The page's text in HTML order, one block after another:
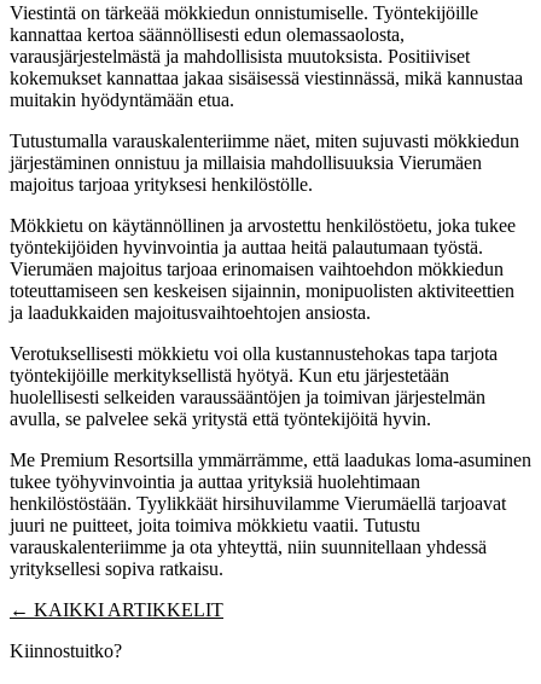
Viestintä on tärkeää mökkiedun onnistumiselle. Työntekijöille
kannattaa kertoa säännöllisesti edun olemassaolosta,
varausjärjestelmästä ja mahdollisista muutoksista. Positiiviset
kokemukset kannattaa jakaa sisäisessä viestinnässä, mikä kannustaa
muitakin hyödyntämään etua.
Tutustumalla varauskalenteriimme näet, miten sujuvasti mökkiedun
järjestäminen onnistuu ja millaisia mahdollisuuksia Vierumäen
majoitus tarjoaa yrityksesi henkilöstölle.
Mökkietu on käytännöllinen ja arvostettu henkilöstöetu, joka tukee
työntekijöiden hyvinvointia ja auttaa heitä palautumaan työstä.
Vierumäen majoitus tarjoaa erinomaisen vaihtoehdon mökkiedun
toteuttamiseen sen keskeisen sijainnin, monipuolisten aktiviteettien
ja laadukkaiden majoitusvaihtoehtojen ansiosta.
Verotuksellisesti mökkietu voi olla kustannustehokas tapa tarjota
työntekijöille merkityksellistä hyötyä. Kun etu järjestetään
huolellisesti selkeiden varaussääntöjen ja toimivan järjestelmän
avulla, se palvelee sekä yritystä että työntekijöitä hyvin.
Me Premium Resortsilla ymmärrämme, että laadukas loma-asuminen
tukee työhyvinvointia ja auttaa yrityksiä huolehtimaan
henkilöstöstään. Tyylikkäät hirsihuvilamme Vierumäellä tarjoavat
juuri ne puitteet, joita toimiva mökkietu vaatii. Tutustu
varauskalenteriimme ja ota yhteyttä, niin suunnitellaan yhdessä
yrityksellesi sopiva ratkaisu.
← KAIKKI ARTIKKELIT
Kiinnostuitko?